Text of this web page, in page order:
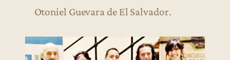
Otoniel Guevara de El Salvador.